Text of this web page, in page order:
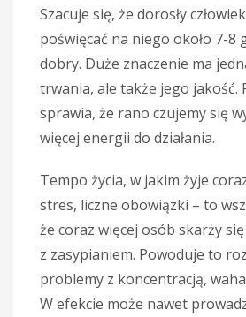
Szacuje się, że dorosły
poświęcać na niego około 7-8
dobry. Duże znaczenie ma
trwania, ale także jego jakość.
sprawia, że rano czujemy się
więcej energii do działania.
Tempo życia, w jakim żyje
stres, liczne obowiązki – to
że coraz więcej osób skarży
z zasypianiem. Powoduje to
problemy z koncentracją,
W efekcie może nawet